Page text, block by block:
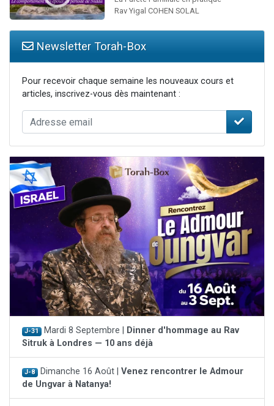
Rav Yigal COHEN SOLAL
Newsletter Torah-Box
Pour recevoir chaque semaine les nouveaux cours et
articles, inscrivez-vous dès maintenant :
J-31 Mardi 8 Septembre |
Dinner d'hommage au Rav
Sitruk à Londres — 10 ans déjà
J-8 Dimanche 16 Août | Venez rencontrer le Admour
de Ungvar à Natanya!